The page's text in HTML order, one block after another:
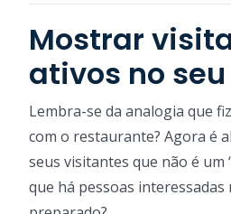
Mostrar
ativos no
Lembra-se da analogia que
com o restaurante? Agora é
seus visitantes que não é um
que há pessoas interessadas